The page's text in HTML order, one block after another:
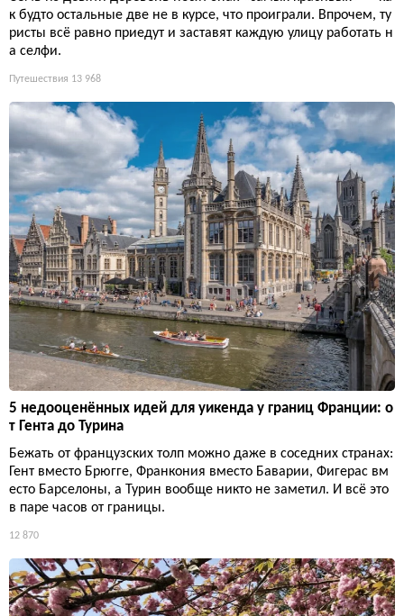
к будто остальные две не в курсе, что проиграли. Впрочем, ту
ристы всё равно приедут и заставят каждую улицу работать н
а селфи.
Путешествия 13 968
5 недооценённых идей для уикенда у границ Франции: о
т Гента до Турина
Бежать от французских толп можно даже в соседних странах:
Гент вместо Брюгге, Франкония вместо Баварии, Фигерас вм
есто Барселоны, а Турин вообще никто не заметил. И всё это
в паре часов от границы.
12 870